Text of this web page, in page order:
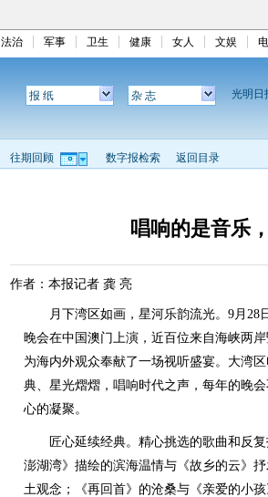
法治 军事 卫生 健康 女人 文娱
报 纸 杂 志 光明日
往期回顾 数字报检索 返回目录
唱响的是音乐
作者：本报记者 龚 亮
月下湾区如画，星河乐韵流光。9月28
晚会在中国澳门上演，近百位来自海峡两
为海内外观众奉献了一场视听盛宴。大湾
典、星光熠熠，唱响时代之声，每年的晚
心的凝聚。
匠心延续经典。精心挑选的歌曲和反复
澎湖湾》描绘的滨海温情与《故乡的云》
土观念；《再回首》的沧桑与《亲爱的小